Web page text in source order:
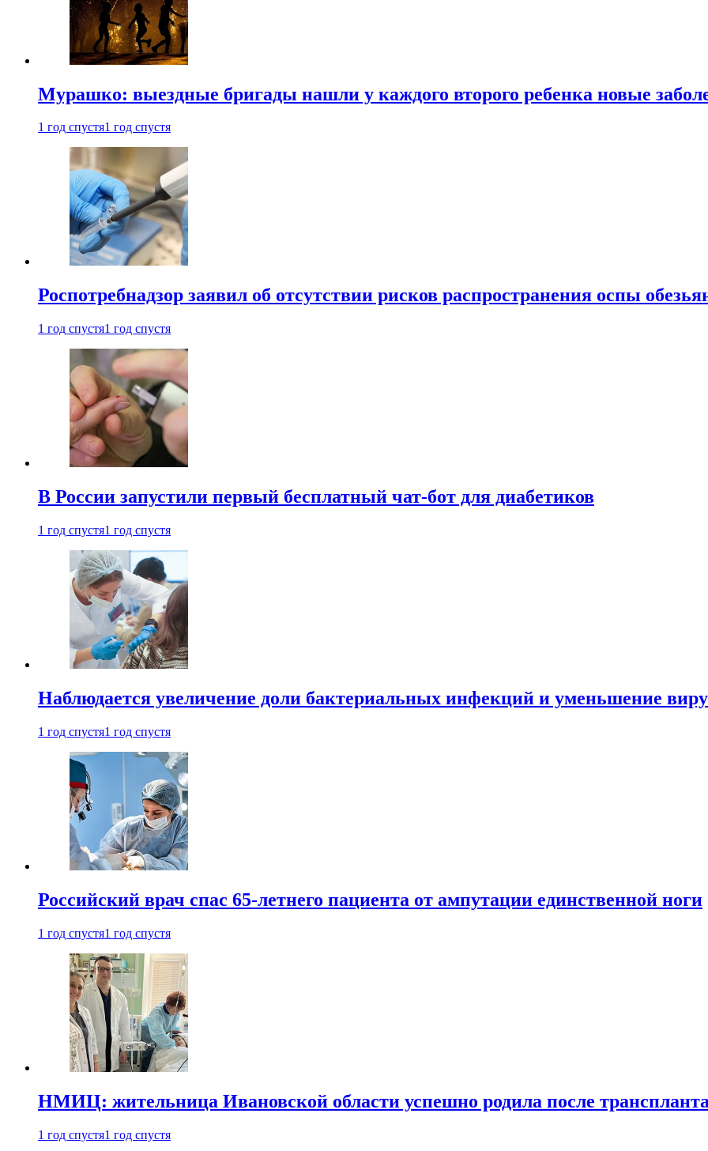
Мурашко: выездные бригады нашли у каждого второго ребенка новые
1 год спустя1 год спустя
Роспотребнадзор заявил об отсутствии рисков распространения оспы
1 год спустя1 год спустя
В России запустили первый бесплатный чат-бот для диабетиков
1 год спустя1 год спустя
Наблюдается увеличение доли бактериальных инфекций и уменьшение
1 год спустя1 год спустя
Российский врач спас 65-летнего пациента от ампутации единственной ноги
1 год спустя1 год спустя
НМИЦ: жительница Ивановской области успешно родила после
1 год спустя1 год спустя